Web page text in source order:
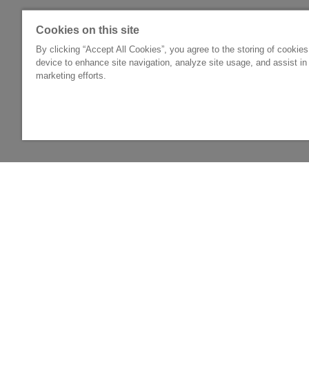
Cookies on this site
By clicking “Accept All Cookies”, you agree to the storing of
device to enhance site navigation, analyze site usage, and assist in
marketing efforts.